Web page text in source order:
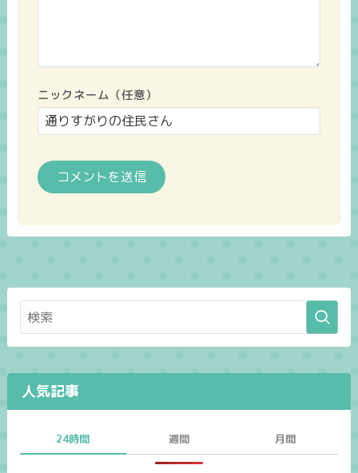
ニックネーム（任意）
人気記事
24時間 週間 月間